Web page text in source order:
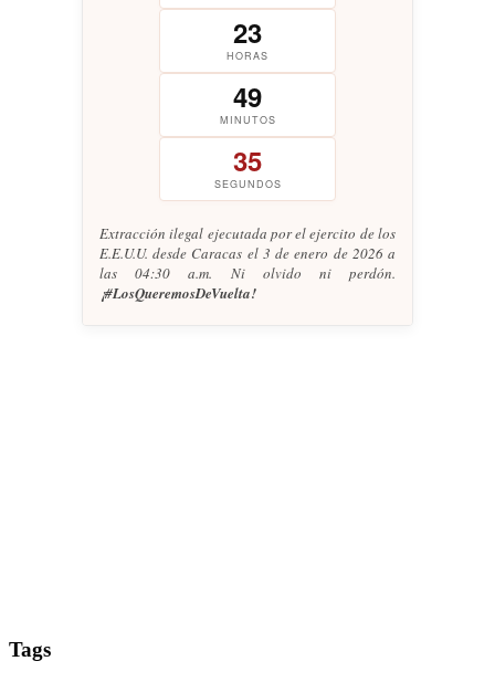
23
HORAS
49
MINUTOS
36
SEGUNDOS
Extracción ilegal ejecutada por el ejercito de los
E.E.U.U. desde Caracas el 3 de enero de 2026 a
las 04:30 a.m. Ni olvido ni perdón.
¡#LosQueremosDeVuelta!
Tags